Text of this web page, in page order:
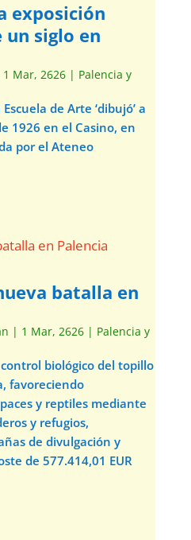
exposición
un siglo en
1 Mar, 2626| Palencia y
de Arte ‘dibujó’ a
1926 en el Casino, en
por el Ateneo
batalla en
| 1 Mar, 2626| Palencia y
biológico del topillo
favoreciendo
y reptiles mediante
y refugios,
de divulgación y
de 577.414,01 EUR